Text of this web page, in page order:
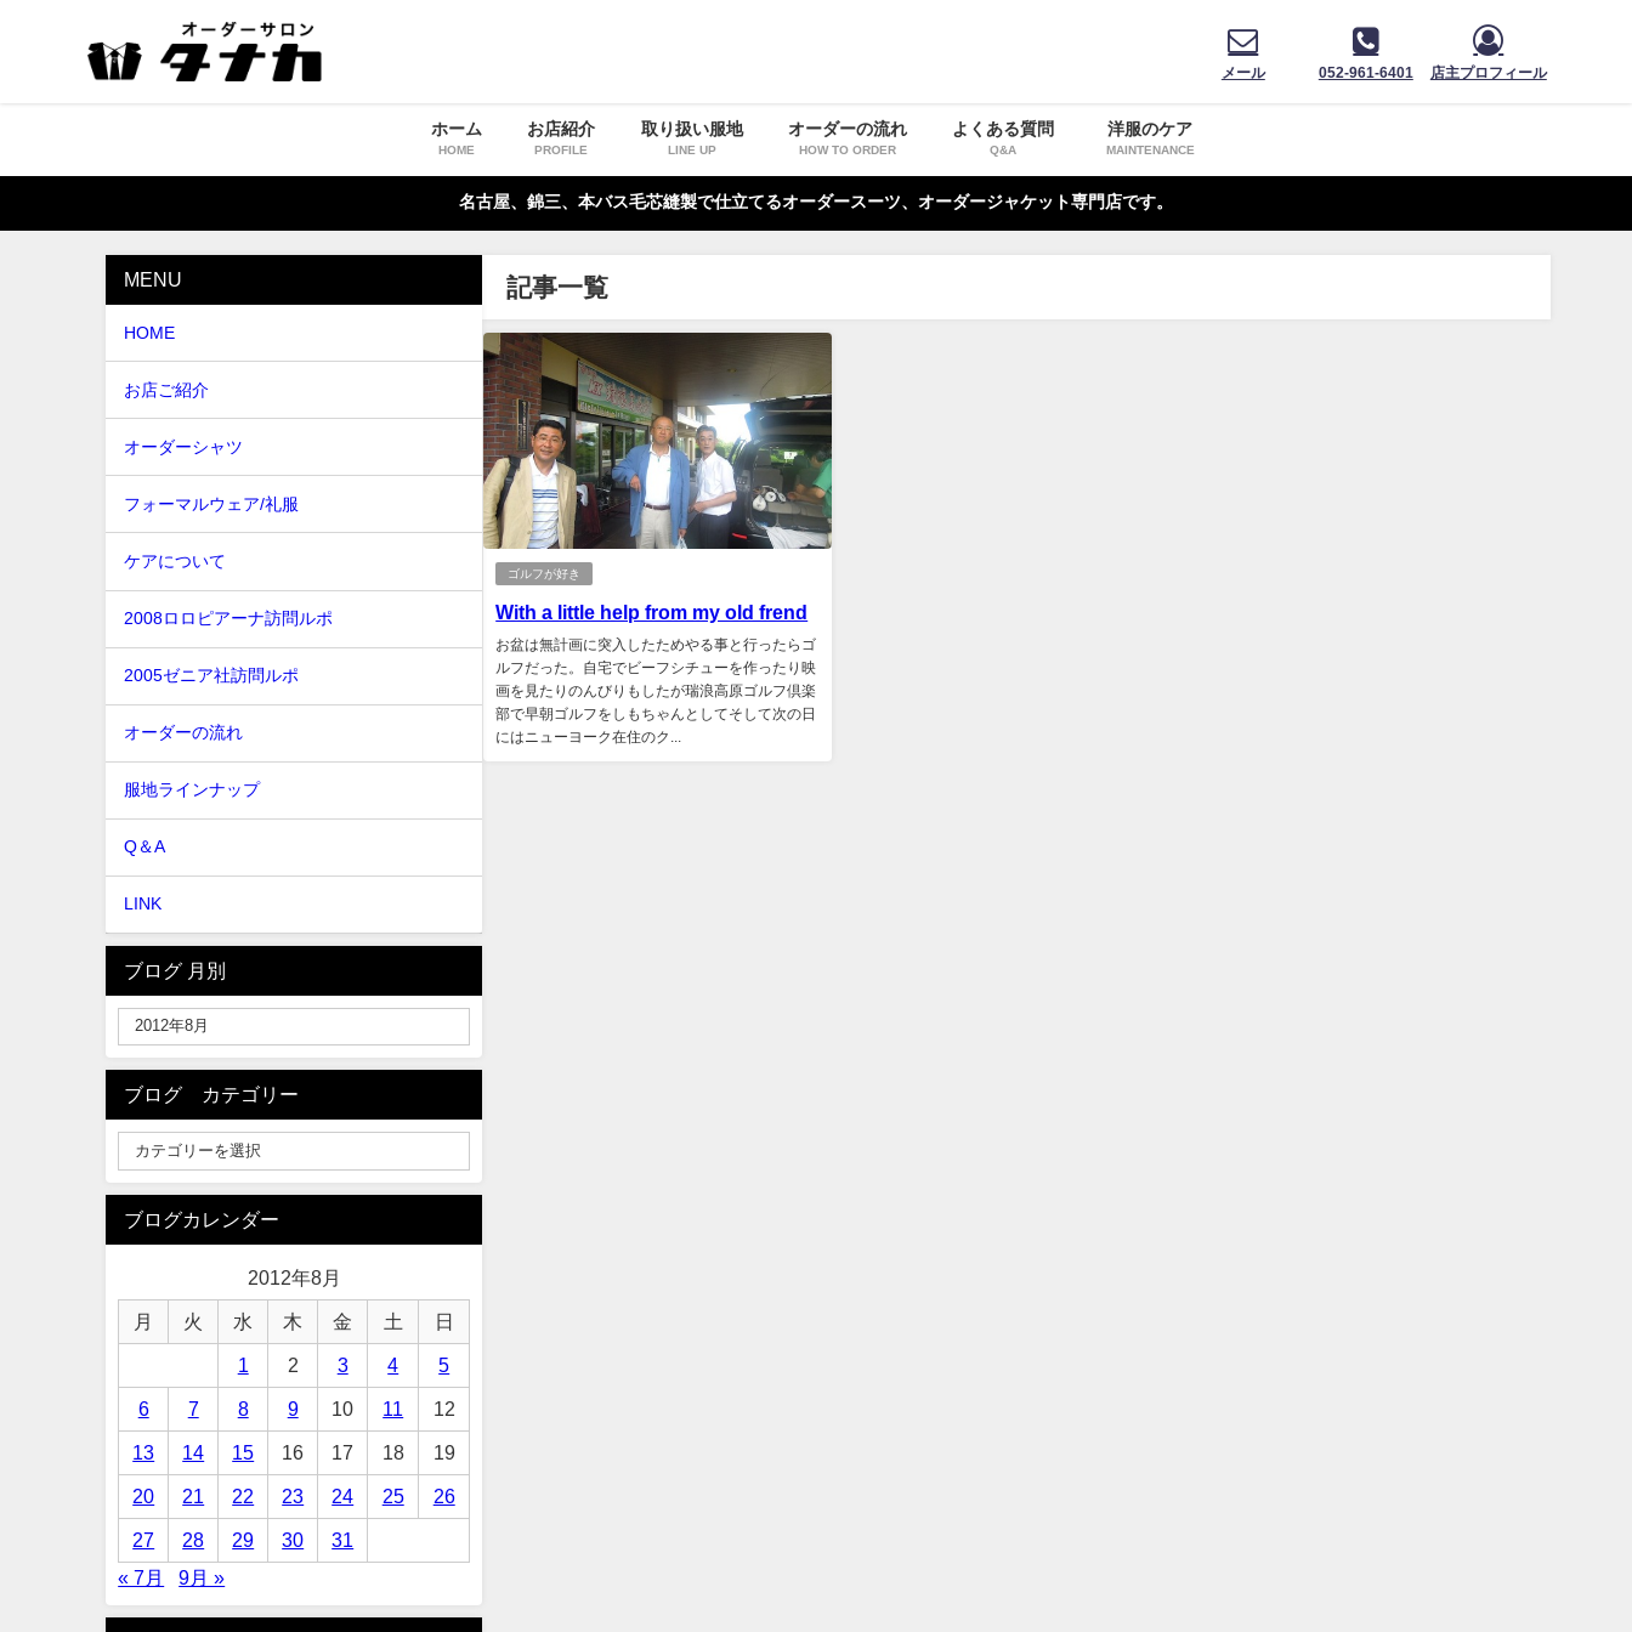
メール 052-961-6401 店主プロフィール
ホーム
HOME
お店紹介
PROFILE
取り扱い服地
LINE UP
オーダーの流れ
HOW TO ORDER
よくある質問
Q&A
洋服のケア
MAINTENANCE
名古屋、錦三、本バス毛芯縫製で仕立てるオーダースーツ、オーダージャケット専門店です。
記事一覧
ゴルフが好き
With a little help from my old frend
お盆は無計画に突入したためやる事と行ったらゴ
ルフだった。自宅でビーフシチューを作ったり映
画を見たりのんびりもしたが瑞浪高原ゴルフ倶楽
部で早朝ゴルフをしもちゃんとしてそして次の日
にはニューヨーク在住のク...
MENU
HOME
お店ご紹介
オーダーシャツ
フォーマルウェア/礼服
ケアについて
2008ロロピアーナ訪問ルポ
2005ゼニア社訪問ルポ
オーダーの流れ
服地ラインナップ
Q＆A
LINK
ブログ 月別
ブログ カテゴリー
ブログカレンダー
2012年8月
月 火 水 木 金 土 日
1 2 3 4 5
6 7 8 9 10 11 12
13 14 15 16 17 18 19
20 21 22 23 24 25 26
27 28 29 30
31
« 7月
9月 »